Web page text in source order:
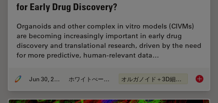
for Early Drug Discovery?
Organoids and other complex in vitro models (CIVMs)
are becoming increasingly important in early drug
discovery and translational research, driven by the need
for more predictive, human-relevant data…
Jun 30, 2026 ホワイトぺーパー オルガノイド＋3D細胞培養